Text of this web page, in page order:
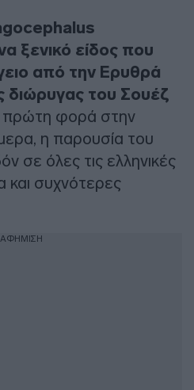
ξενικό είδος που
από την Ερυθρά
του Σουέζ
πρώτη φορά στην
η παρουσία του
σε όλες τις ελληνικές
και συχνότερες